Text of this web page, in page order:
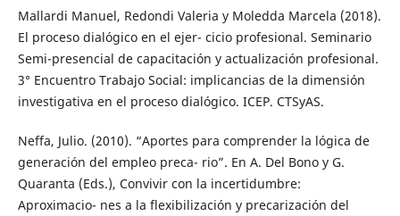
Mallardi Manuel, Redondi Valeria y Moledda Marcela (2018).
El proceso dialógico en el ejer- cicio profesional. Seminario
Semi-presencial de capacitación y actualización profesional.
3° Encuentro Trabajo Social: implicancias de la dimensión
investigativa en el proceso dialógico. ICEP. CTSyAS.
Neffa, Julio. (2010). “Aportes para comprender la lógica de
generación del empleo preca- rio”. En A. Del Bono y G.
Quaranta (Eds.), Convivir con la incertidumbre:
Aproximacio- nes a la flexibilización y precarización del